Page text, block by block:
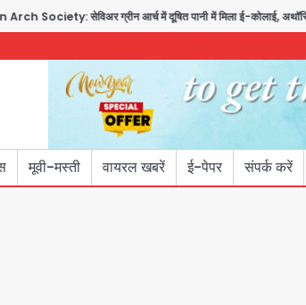
सेविअर ग्रीन आर्च में दूषित पानी में मिला ई-कोलाई, अथॉरिटी ने शुरू
मूवी-मस्ती वायरल खबरें ई-पेपर संपर्क करें